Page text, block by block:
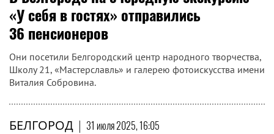
«У себя в гостях» отправились
36 пенсионеров
Они посетили Белгородский центр народного творчества,
Школу 21, «Мастерславль» и галерею фотоискусства имени
Виталия Собровина.
БЕЛГОРОД | 31 июля 2025, 16:05